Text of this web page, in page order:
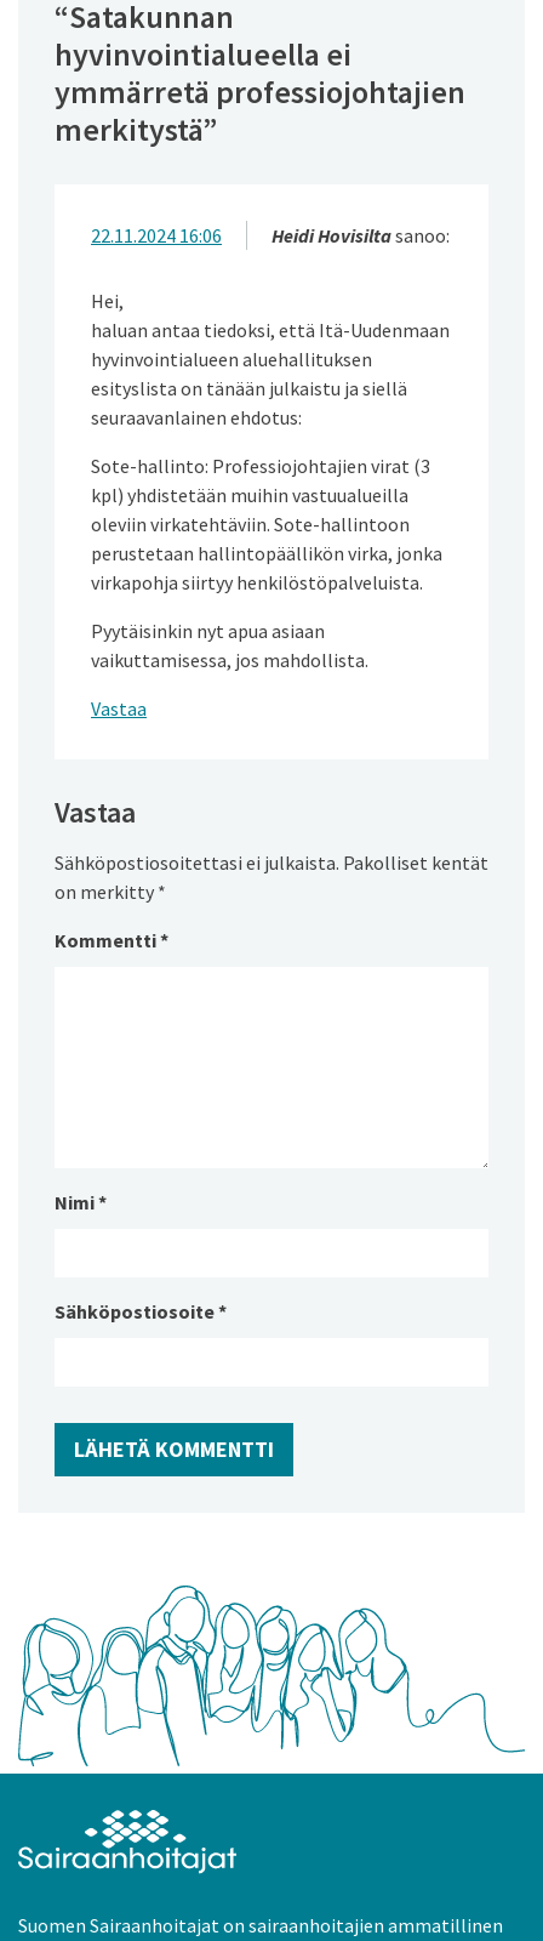
“Satakunnan
hyvinvointialueella ei
ymmärretä professiojohtajien
merkitystä”
Heidi Hovisiltasanoo:
22.11.2024 16:06
Hei,
haluan antaa tiedoksi, että Itä-Uudenmaan
hyvinvointialueen aluehallituksen
esityslista on tänään julkaistu ja siellä
seuraavanlainen ehdotus:
Sote-hallinto: Professiojohtajien virat (3
kpl) yhdistetään muihin vastuualueilla
oleviin virkatehtäviin. Sote-hallintoon
perustetaan hallintopäällikön virka, jonka
virkapohja siirtyy henkilöstöpalveluista.
Pyytäisinkin nyt apua asiaan
vaikuttamisessa, jos mahdollista.
Vastaa
Vastaa
Sähköpostiosoitettasi ei julkaista. Pakolliset kentät
on merkitty *
Kommentti*
Nimi*
Sähköpostiosoite*
Suomen Sairaanhoitajat on sairaanhoitajien ammatillinen